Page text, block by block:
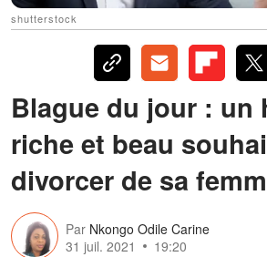
shutterstock
Blague du jour : un
riche et beau
divorcer de sa
Par Nkongo Odile Carine
31 juil. 2021
19:20